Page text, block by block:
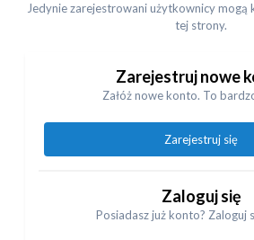
Jedynie zarejestrowani użytkownicy mogą
tej strony.
Zarejestruj nowe
Załóż nowe konto. To
Zarejestruj się
Zaloguj się
Posiadasz już konto? Zaloguj